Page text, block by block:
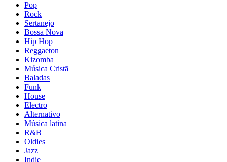
Pop
Rock
Sertanejo
Bossa Nova
Hip Hop
Reggaeton
Kizomba
Música Cristã
Baladas
Funk
House
Electro
Alternativo
Música latina
R&B
Oldies
Jazz
Indie